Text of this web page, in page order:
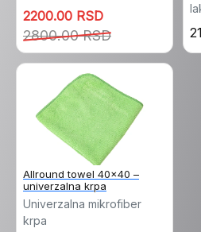
2200.00 RSD
2800.00 RSD
Allround towel 40x40 –
univerzalna krpa
Univerzalna mikrofiber
krpa